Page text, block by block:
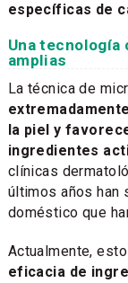
específicas de
Una tecnología
amplias
La técnica de
la piel y
ingredientes
clínicas
últimos años han
doméstico que
Actualmente,
eficacia de